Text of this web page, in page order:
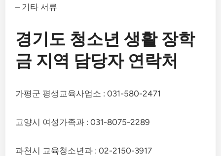
– 기타 서류
경기도 청소년 생활 장학
금 지역 담당자 연락처
가평군 평생교육사업소 : 031-580-2471
고양시 여성가족과 : 031-8075-2289
과천시 교육청소년과 : 02-2150-3917